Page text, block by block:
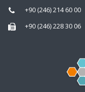
+90 (246) 214 60 00
+90 (246) 228 30 06